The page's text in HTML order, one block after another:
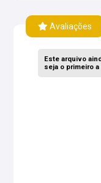
Avaliações
Este arquivo
seja o primeiro a